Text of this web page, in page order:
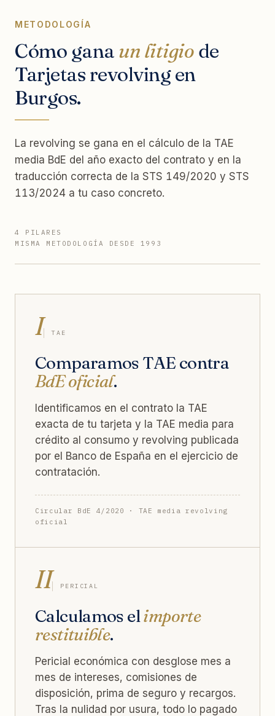
METODOLOGÍA
Cómo gana un litigio de
Tarjetas revolving en
Burgos.
La revolving se gana en el cálculo de la TAE
media BdE del año exacto del contrato y en la
traducción correcta de la STS 149/2020 y STS
113/2024 a tu caso concreto.
4 PILARES
MISMA METODOLOGÍA DESDE 1993
I TAE
Comparamos TAE contra
BdE oficial.
Identificamos en el contrato la TAE
exacta de tu tarjeta y la TAE media para
crédito al consumo y revolving publicada
por el Banco de España en el ejercicio de
contratación.
Circular BdE 4/2020 · TAE media revolving
oficial
II PERICIAL
Calculamos el importe
restituible.
Pericial económica con desglose mes a
mes de intereses, comisiones de
disposición, prima de seguro y recargos.
Tras la nulidad por usura, todo lo pagado